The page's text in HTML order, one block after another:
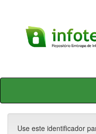
Skip
Use este identificador